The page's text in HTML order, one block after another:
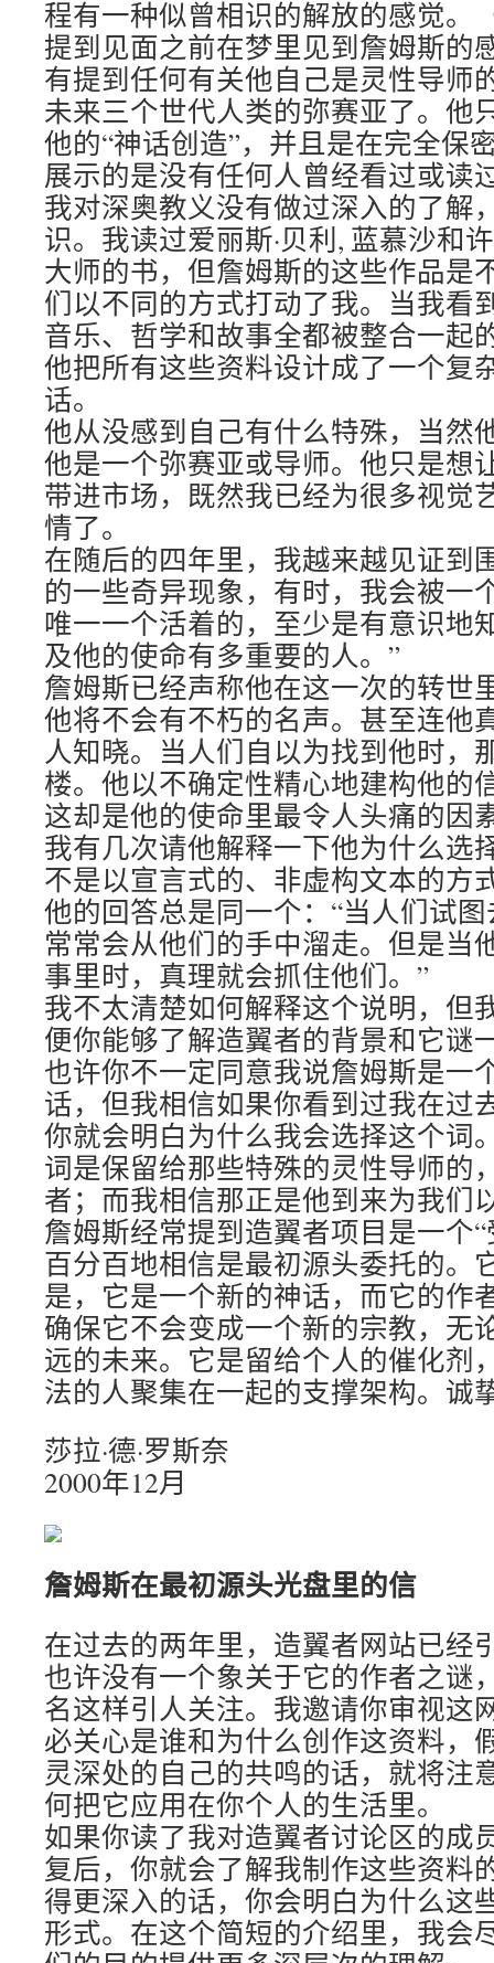
程有一种似曾相识的解放的感觉。
提到见面之前在梦里见到詹姆斯的
有提到任何有关他自己是灵性导师
未来三个世代人类的弥赛亚了。他
他的“神话创造”，并且是在完全保
展示的是没有任何人曾经看过或读
我对深奥教义没有做过深入的了解
识。我读过爱丽斯·贝利, 蓝慕沙和
大师的书，但詹姆斯的这些作品是
们以不同的方式打动了我。当我看
音乐、哲学和故事全都被整合一起
他把所有这些资料设计成了一个复
话。
他从没感到自己有什么特殊，当然
他是一个弥赛亚或导师。他只是想
带进市场，既然我已经为很多视觉
情了。
在随后的四年里，我越来越见证到
的一些奇异现象，有时，我会被一
唯一一个活着的，至少是有意识地
及他的使命有多重要的人。”
詹姆斯已经声称他在这一次的转世
他将不会有不朽的名声。甚至连他
人知晓。当人们自以为找到他时，
楼。他以不确定性精心地建构他的
这却是他的使命里最令人头痛的因
我有几次请他解释一下他为什么选
不是以宣言式的、非虚构文本的方
他的回答总是同一个：“当人们试
常常会从他们的手中溜走。但是当
事里时，真理就会抓住他们。”
我不太清楚如何解释这个说明，但
便你能够了解造翼者的背景和它谜
也许你不一定同意我说詹姆斯是一
话，但我相信如果你看到过我在过
你就会明白为什么我会选择这个词
词是保留给那些特殊的灵性导师的
者；而我相信那正是他到来为我们
詹姆斯经常提到造翼者项目是一个
百分百地相信是最初源头委托的。
是，它是一个新的神话，而它的作
确保它不会变成一个新的宗教，无
远的未来。它是留给个人的催化剂
法的人聚集在一起的支撑架构。诚
莎拉·德·罗斯奈
2000年12月
詹姆斯在最初源头光盘里的信
在过去的两年里，造翼者网站已经
也许没有一个象关于它的作者之谜
名这样引人关注。我邀请你审视这
必关心是谁和为什么创作这资料，
灵深处的自己的共鸣的话，就将注
何把它应用在你个人的生活里。
如果你读了我对造翼者讨论区的成
复后，你就会了解我制作这些资料
得更深入的话，你会明白为什么这
形式。在这个简短的介绍里，我会